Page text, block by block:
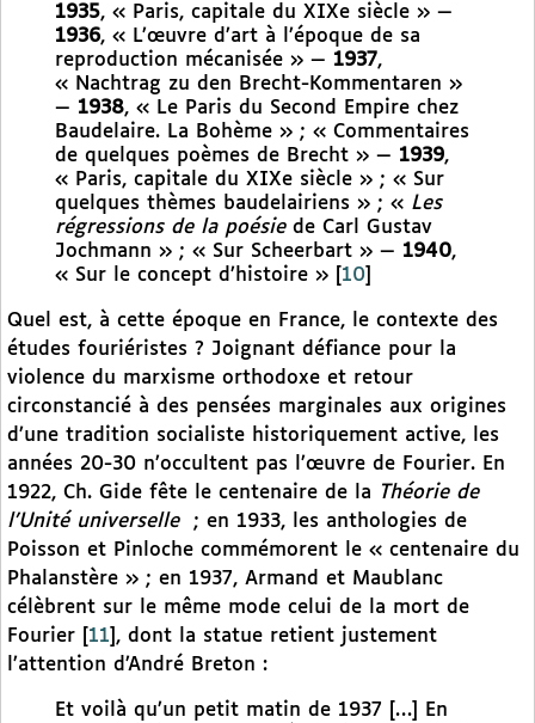
1935, « Paris, capitale du XIXe siècle » —
1936, « L’œuvre d’art à l’époque de sa
reproduction mécanisée » — 1937,
« Nachtrag zu den Brecht-Kommentaren »
— 1938, « Le Paris du Second Empire chez
Baudelaire. La Bohème » ; « Commentaires
de quelques poèmes de Brecht » — 1939,
« Paris, capitale du XIXe siècle » ; « Sur
quelques thèmes baudelairiens » ; « Les
régressions de la poésiede Carl Gustav
Jochmann » ; « Sur Scheerbart » — 1940,
« Sur le concept d’histoire »
10
Quel est, à cette époque en France, le contexte des
études fouriéristes ? Joignant défiance pour la
violence du marxisme orthodoxe et retour
circonstancié à des pensées marginales aux origines
d’une tradition socialiste historiquement active, les
années 20-30 n’occultent pas l’œuvre de Fourier. En
1922, Ch. Gide fête le centenaire de la Théorie de
l’Unité universelle
; en 1933, les anthologies de
Poisson et Pinloche commémorent le « centenaire du
Phalanstère » ; en 1937, Armand et Maublanc
célèbrent sur le même mode celui de la mort de
Fourier
11 , dont la statue retient justement
l’attention d’André Breton :
Et voilà qu’un petit matin de 1937 […] En